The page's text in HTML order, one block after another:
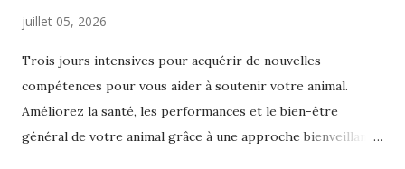
juillet 05, 2026
Trois jours intensives pour acquérir de nouvelles
compétences pour vous aider à soutenir votre animal.
Améliorez la santé, les performances et le bien-être
général de votre animal grâce à une approche bienveillante